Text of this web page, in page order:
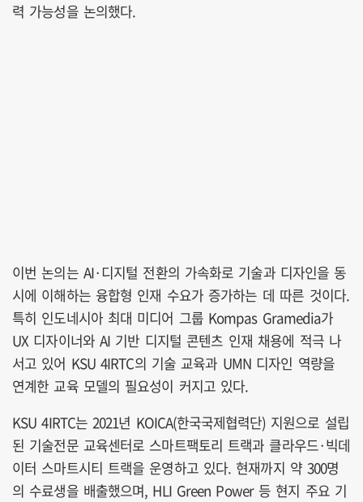
력 가능성을 논의했다.
이번 논의는 AI·디지털 전환의 가속화로 기술과 디자인을 동
시에 이해하는 융합형 인재 수요가 증가하는 데 따른 것이다.
특히 인도네시아 최대 미디어 그룹 Kompas Gramedia가
UX 디자이너와 AI 기반 디지털 콘텐츠 인재 채용에 적극 나
서고 있어 KSU 4IRTC의 기술 교육과 UMN 디자인 역량을
연계한 교육 모델의 필요성이 커지고 있다.
KSU 4IRTC는 2021년 KOICA(한국국제협력단) 지원으로 설립
된 기술전문 교육센터로 스마트팩토리 트랙과 클라우드·빅데
이터 스마트시티 트랙을 운영하고 있다. 현재까지 약 300명
의 수료생을 배출했으며, HLI Green Power 등 현지 주요 기